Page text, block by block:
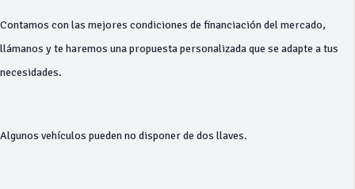
Contamos con las mejores condiciones de financiación del mercado,
llámanos y te haremos una propuesta personalizada que se adapte a tus
necesidades.
Algunos vehículos pueden no disponer de dos llaves.